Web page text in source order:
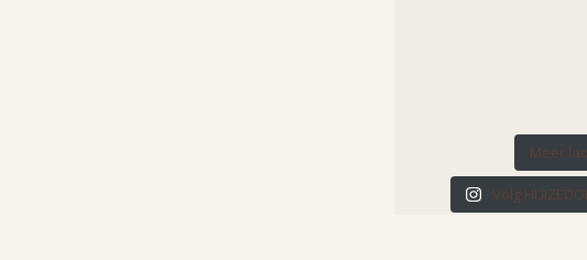
Meer
Volg